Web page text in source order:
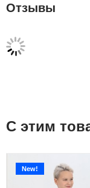
Отзывы
С этим
New!